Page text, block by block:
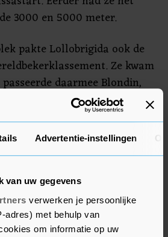
Advertentie-instellingen
van uw gegevens
verwerken je persoonlijke
adres) met behulp van
om informatie op uw
3000 en 5000 meter.
pakte Lollobrigida ook de
Ze kwam
daarmee Blondin,
Schouten werd derde met
eindigde als vierde met